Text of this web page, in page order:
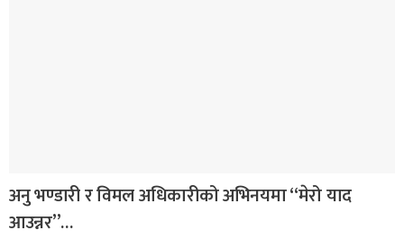
अनु भण्डारी र विमल अधिकारीको अभिनयमा “मेरो याद
आउन्नर”…